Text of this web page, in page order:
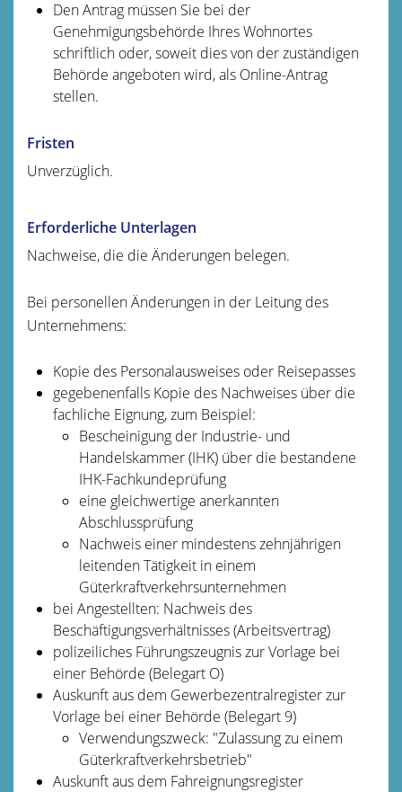
Den Antrag müssen Sie bei der
Genehmigungsbehörde Ihres Wohnortes
schriftlich oder, soweit dies von der zuständigen
Behörde angeboten wird, als Online-Antrag
stellen.
Fristen
Unverzüglich.
Erforderliche Unterlagen
Nachweise, die die Änderungen belegen.
Bei personellen Änderungen in der Leitung des
Unternehmens:
Kopie des Personalausweises oder Reisepasses
gegebenenfalls Kopie des Nachweises über die
fachliche Eignung, zum Beispiel:
Bescheinigung der Industrie- und
Handelskammer (IHK) über die bestandene
IHK-Fachkundeprüfung
eine gleichwertige anerkannten
Abschlussprüfung
Nachweis einer mindestens zehnjährigen
leitenden Tätigkeit in einem
Güterkraftverkehrsunternehmen
bei Angestellten: Nachweis des
Beschäftigungsverhältnisses (Arbeitsvertrag)
polizeiliches Führungszeugnis zur Vorlage bei
einer Behörde (Belegart O)
Auskunft aus dem Gewerbezentralregister zur
Vorlage bei einer Behörde (Belegart 9)
Verwendungszweck: "Zulassung zu einem
Güterkraftverkehrsbetrieb"
Auskunft aus dem Fahreignungsregister